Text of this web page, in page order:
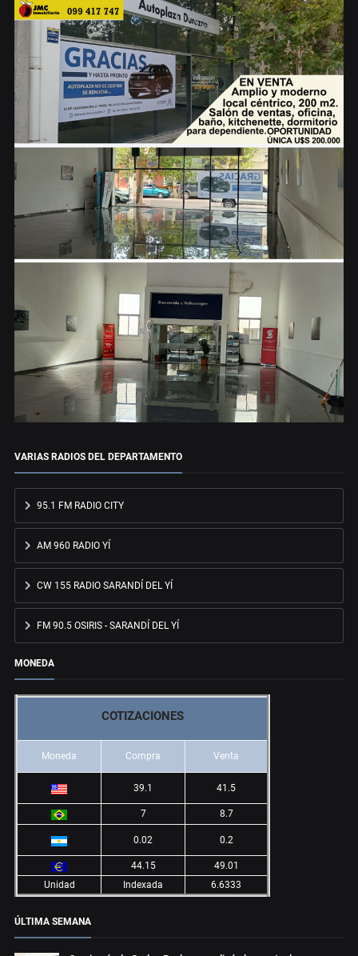
VARIAS RADIOS DEL DEPARTAMENTO
95.1 FM RADIO CITY
AM 960 RADIO YÍ
CW 155 RADIO SARANDÍ DEL YÍ
FM 90.5 OSIRIS - SARANDÍ DEL YÍ
MONEDA
COTIZACIONES
Moneda Compra Venta
39.1 41.5
7 8.7
0.02 0.2
44.15
49.01
Unidad
Indexada 6.6333
ÚLTIMA SEMANA